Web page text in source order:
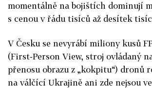
momentálně na bojištích dominují
s cenou v řádu tisíců až desítek
V Česku se nevyrábí miliony kusů
(First‑Person View, stroj ovládaný
přenosu obrazu z „kokpitu“) dronů
na válčící Ukrajině ani zde nejsou